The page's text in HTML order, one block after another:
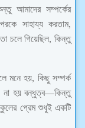
আমাদের সম্পর্কের
সাহায্য করতাম,
চলে গিয়েছিল, কিন্তু
মনে হয়, কিছু সম্পর্ক
না হয় বন্ধুত্ব—কিন্তু
প্রেম শুধুই একটি